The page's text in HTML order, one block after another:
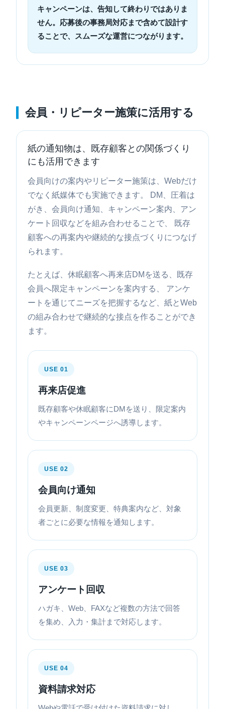
キャンペーンは、告知して終わりではありま
せん。応募後の事務局対応まで含めて設計す
ることで、スムーズな運営につながります。
会員・リピーター施策に活用する
紙の通知物は、既存顧客との関係づくり
にも活用できます
会員向けの案内やリピーター施策は、Webだけ
でなく紙媒体でも実施できます。 DM、圧着は
がき、会員向け通知、キャンペーン案内、アン
ケート回収などを組み合わせることで、 既存
顧客への再案内や継続的な接点づくりにつなげ
られます。
たとえば、休眠顧客へ再来店DMを送る、既存
会員へ限定キャンペーンを案内する、 アンケ
ートを通じてニーズを把握するなど、紙とWeb
の組み合わせで継続的な接点を作ることができ
ます。
USE 01
再来店促進
既存顧客や休眠顧客にDMを送り、限定案内
やキャンペーンページへ誘導します。
USE 02
会員向け通知
会員更新、制度変更、特典案内など、対象
者ごとに必要な情報を通知します。
USE 03
アンケート回収
ハガキ、Web、FAXなど複数の方法で回答
を集め、入力・集計まで対応します。
USE 04
資料請求対応